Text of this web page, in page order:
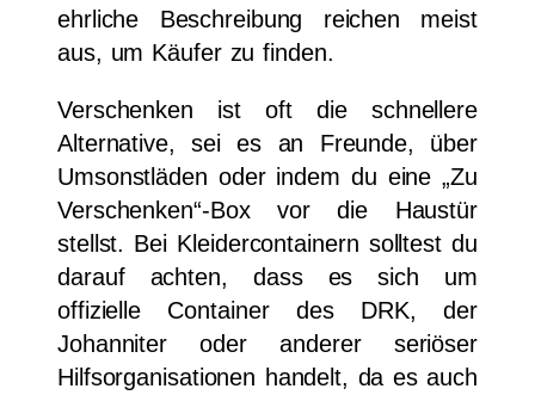
ehrliche Beschreibung reichen meist
aus, um Käufer zu finden.
Verschenken ist oft die schnellere
Alternative, sei es an Freunde, über
Umsonstläden oder indem du eine „Zu
Verschenken“-Box vor die Haustür
stellst. Bei Kleidercontainern solltest du
darauf achten, dass es sich um
offizielle Container des DRK, der
Johanniter oder anderer seriöser
Hilfsorganisationen handelt, da es auch